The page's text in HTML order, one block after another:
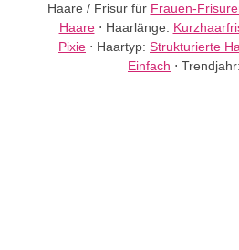
Haare / Frisur für Frauen-
Haare⋅ Haarlänge:
Pixie ⋅ Haartyp: Strukturierte
Einfach ⋅ Trendjahr: